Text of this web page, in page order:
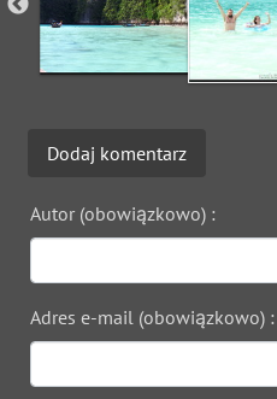
Dodaj komentarz
Autor (obowiązkowo) :
Adres e-mail (obowiązkowo) :